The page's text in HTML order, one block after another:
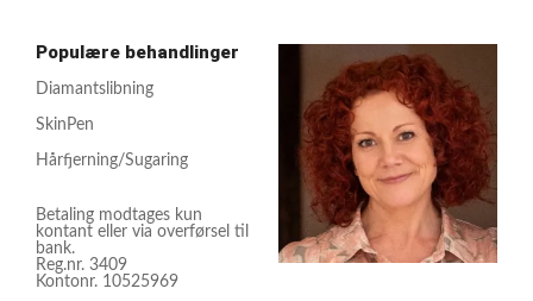
Populære behandlinger
Diamantslibning
SkinPen
Hårfjerning/Sugaring
Betaling modtages kun
kontant eller via overførsel til
bank.
Reg.nr. 3409
Kontonr. 10525969